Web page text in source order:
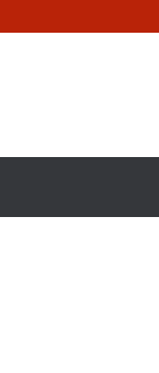
to